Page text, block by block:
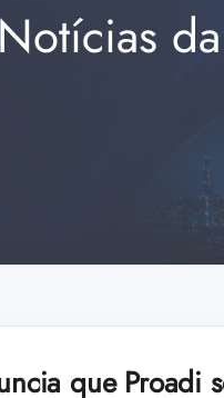
Notícias
que Proadi